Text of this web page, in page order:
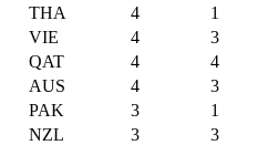
THA 4
1
VIE 4
3
QAT 4
4
AUS 4
3
PAK 3
1
NZL 3
3